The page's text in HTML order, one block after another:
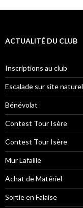
ACTUALITÉ DU CLUB
Inscriptions au club
Escalade sur site naturel
Bénévolat
Contest Tour Isère
Contest Tour Isère
Mur Lafaille
Achat de Matériel
Sortie en Falaise